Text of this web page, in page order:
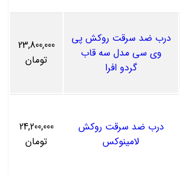
درب ضد سرقت روکش پی
وی سی مدل سه قاب
گردو افرا
23,800,000
تومان
درب ضد سرقت روکش
لامینوکس
24,200,000
تومان